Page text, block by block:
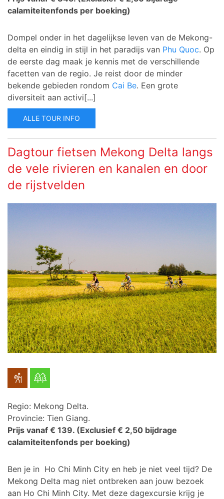
calamiteitenfonds per boeking)
Dompel onder in het dagelijkse leven van de Mekong-
delta en eindig in stijl in het paradijs van Phu Quoc. Op
de eerste dag maak je kennis met de verschillende
facetten van de regio. Je reist door de minder
bekende gebieden rondom Cai Be. Een grote
diversiteit aan activi[...]
ALLE TOUR INFO
Dagtour fietsen Mekong Delta langs
de vele rivieren en kanalen en door
de rijstvelden
Regio: Mekong Delta.
Provincie: Tien Giang.
Prijs vanaf € 139. (Exclusief € 2,50 bijdrage
calamiteitenfonds per boeking)
Ben je in Ho Chi Minh City en heb je niet veel tijd? De
Mekong Delta mag niet ontbreken aan jouw bezoek
aan Ho Chi Minh City. Met deze dagexcursie krijg je